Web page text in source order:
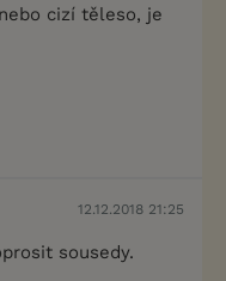
cizí těleso, je
12.12.2018 21:25
sousedy.